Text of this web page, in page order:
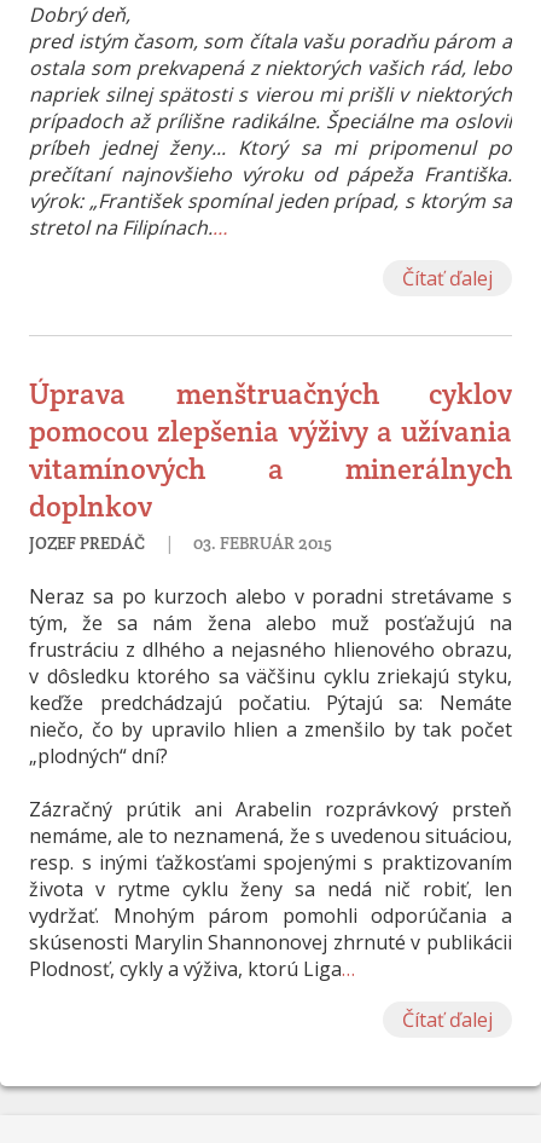
Dobrý deň,
pred istým časom, som čítala vašu poradňu párom a
ostala som prekvapená z niektorých vašich rád, lebo
napriek silnej spätosti s vierou mi prišli v niektorých
prípadoch až prílišne radikálne. Špeciálne ma oslovil
príbeh jednej ženy... Ktorý sa mi pripomenul po
prečítaní najnovšieho výroku od pápeža Františka.
výrok: „František spomínal jeden prípad, s ktorým sa
stretol na Filipínach.…
Čítať ďalej
Úprava menštruačných cyklov
pomocou zlepšenia výživy a užívania
vitamínových a minerálnych
doplnkov
JOZEF PREDÁČ |03. FEBRUÁR 2015
Neraz sa po kurzoch alebo v poradni stretávame s
tým, že sa nám žena alebo muž posťažujú na
frustráciu z dlhého a nejasného hlienového obrazu,
v dôsledku ktorého sa väčšinu cyklu zriekajú styku,
keďže predchádzajú počatiu. Pýtajú sa: Nemáte
niečo, čo by upravilo hlien a zmenšilo by tak počet
„plodných“ dní?
Zázračný prútik ani Arabelin rozprávkový prsteň
nemáme, ale to neznamená, že s uvedenou situáciou,
resp. s inými ťažkosťami spojenými s praktizovaním
života v rytme cyklu ženy sa nedá nič robiť, len
vydržať. Mnohým párom pomohli odporúčania a
skúsenosti Marylin Shannonovej zhrnuté v publikácii
Plodnosť, cykly a výživa, ktorú Liga…
Čítať ďalej